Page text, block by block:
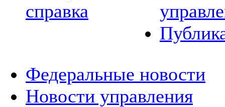
справка
Федеральные новости
Новости управления